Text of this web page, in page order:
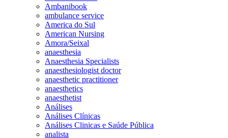
Ambanibook
ambulance service
America do Sul
American Nursing
Amora/Seixal
anaesthesia
Anaesthesia Specialists
anaesthesiologist doctor
anaesthetic practitioner
anaesthetics
anaesthetist
Análises
Análises Clínicas
Análises Clinicas e Saúde Pública
analista